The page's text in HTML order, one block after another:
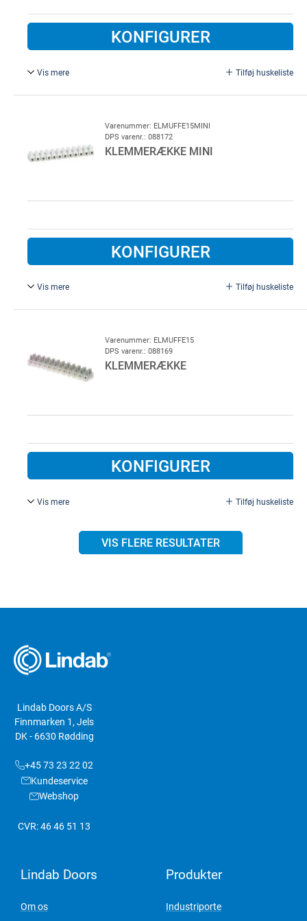
KONFIGURER
Vis mere Tilføj huskeliste
Varenummer: ELMUFFE15MINI
DPS varenr.: 088172
KLEMMERÆKKE MINI
KONFIGURER
Vis mere Tilføj huskeliste
2,5 mm², række med 12.
Varenummer: ELMUFFE15
DPS varenr.: 088169
KLEMMERÆKKE
KONFIGURER
Vis mere Tilføj huskeliste
VIS FLERE RESULTATER
Lindab Doors A/S
Finnmarken 1, Jels
DK - 6630 Rødding
+45 73 23 22 02
Kundeservice
Webshop
CVR: 46 46 51 13
Lindab Doors
Om os
Produkter
Industriporte